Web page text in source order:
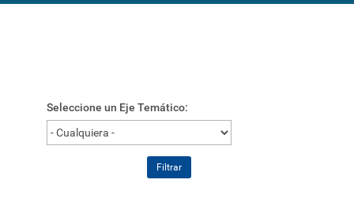
Seleccione un Eje Temático:
Filtrar